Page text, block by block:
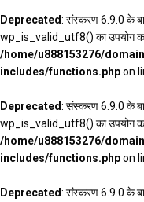
Deprecated: संस्करण 6.9.0 के
wp_is_valid_utf8() का उपयोग
/home/u888153276/
includes/functions.phpon
Deprecated: संस्करण 6.9.0 के
wp_is_valid_utf8() का उपयोग
/home/u888153276/
includes/functions.phpon
Deprecated: संस्करण 6.9.0 के